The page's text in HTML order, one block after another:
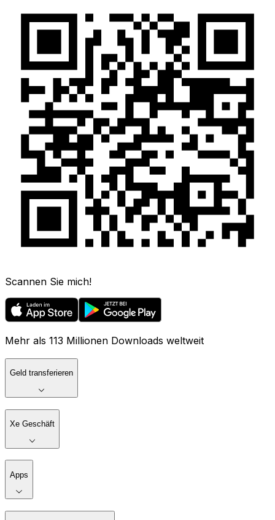
Scannen Sie mich!
Mehr als 113 Millionen Downloads weltweit
Geld transferieren
Xe Geschäft
Apps